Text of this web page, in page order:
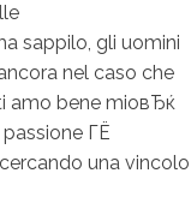
sappilo, gli uomini
nel caso che
amo bene mioвЂќ
ГЁ
una vincolo